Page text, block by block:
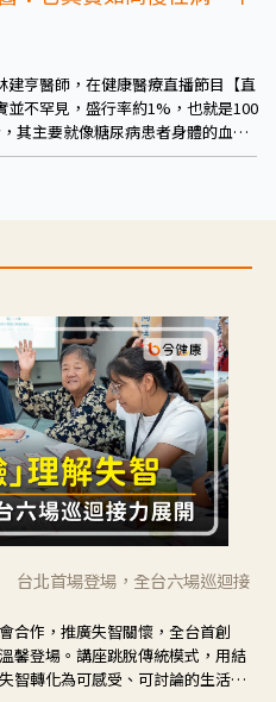
亨醫師，在健康醫療直播節目【直
不罕見，盛行率約1%，也就是100
其主要就像糖尿病患者身體的血
症是一種腦部內分泌失調的現象。
台北首場登場，全台六場巡迴接
合作，推廣失智關懷，全台首創
馨登場。講座跳脫傳統模式，用結
智轉化為可感受、可討論的生活情